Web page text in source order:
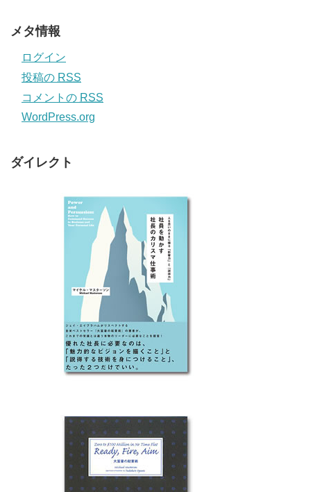
メタ情報
ログイン
投稿の RSS
コメントの RSS
WordPress.org
ダイレクト